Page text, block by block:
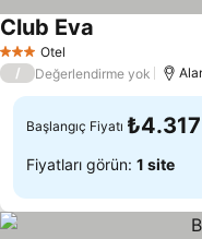
3 YıldızOtel
Club Eva
/ Değerlendirme yok
Başlangıç Fiyatı ₺4.317
Fiyatları görün: 1 site